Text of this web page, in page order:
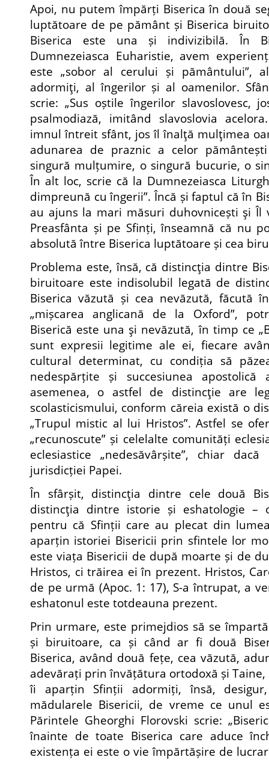
Apoi, nu putem împărți Biserica în două
luptătoare de pe pământ și Biserica
Biserica este una și indivizibilă. În
Dumnezeiasca Euharistie, avem
este „sobor al cerului și pământului”,
adormiţi, al îngerilor și al oamenilor.
scrie: „Sus oștile îngerilor slavoslovesc,
psalmodiază, imitând slavoslovia
imnul întreit sfânt, jos îl înalţă mulţimea
adunarea de praznic a celor
singură mulțumire, o singură bucurie, o
În alt loc, scrie că la Dumnezeiasca
dimpreună cu îngerii”. Încă și faptul că în
au ajuns la mari măsuri duhovnicești şi Îl
Preasfânta și pe Sfinți, înseamnă că nu
absolută între Biserica luptătoare și cea
Problema este, însă, că distincţia dintre
biruitoare este indisolubil legată de
Biserica văzută și cea nevăzută, făcută
„mișcarea anglicană de la Oxford”,
Biserică este una şi nevăzută, în timp ce
sunt expresii legitime ale ei, fiecare
cultural determinat, cu condiția să
nedespărțite și succesiunea
asemenea, o astfel de distincţie are
scolasticismului, conform căreia există o
„Trupul mistic al lui Hristos”. Astfel se
„recunoscute” și celelalte comunități
eclesiastice „nedesăvârșite”, chiar
jurisdicției Papei.
În sfârșit, distincţia dintre cele două
distincţia dintre istorie și eshatologie –
pentru că Sfinții care au plecat din
aparțin istoriei Bisericii prin sfintele lor
este viața Bisericii de după moarte și de
Hristos, ci trăirea ei în prezent. Hristos,
de pe urmă (Apoc. 1: 17), S-a întrupat, a
eshatonul este totdeauna prezent.
Prin urmare, este primejdios să se
și biruitoare, ca și când ar fi două
Biserica, având două fețe, cea văzută,
adevărați prin învățătura ortodoxă și Taine,
îi aparțin Sfinții adormiți, însă,
mădularele Bisericii, de vreme ce unul
Părintele Gheorghi Florovski scrie:
înainte de toate Biserica care aduce
existența ei este o vie împărtășire de